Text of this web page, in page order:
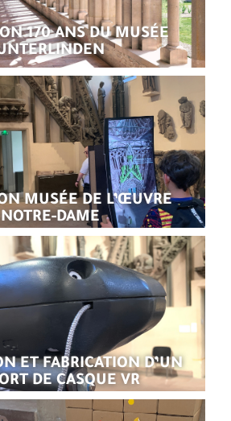
170 ANS DU MUSÉE
MUSÉE DE L’ŒUVRE
NOTRE-DAME
ET FABRICATION D’UN
DE CASQUE VR